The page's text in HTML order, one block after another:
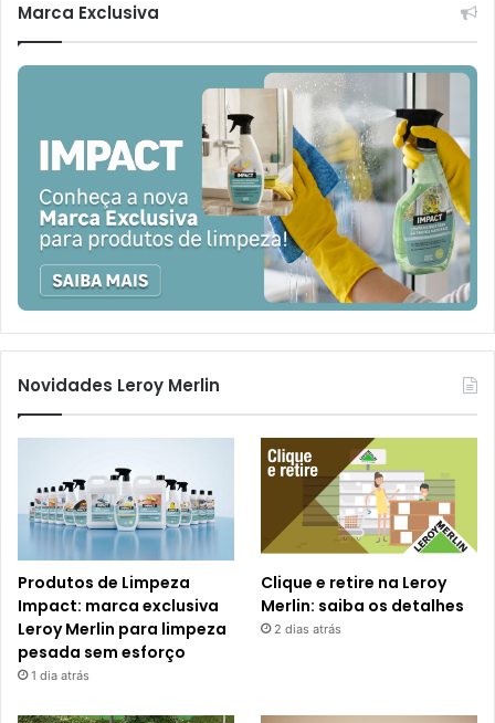
Marca Exclusiva
Novidades Leroy Merlin
Produtos de Limpeza
Impact: marca exclusiva
Leroy Merlin para limpeza
pesada sem esforço
1 dia atrás
Clique e retire na Leroy
Merlin: saiba os detalhes
2 dias atrás